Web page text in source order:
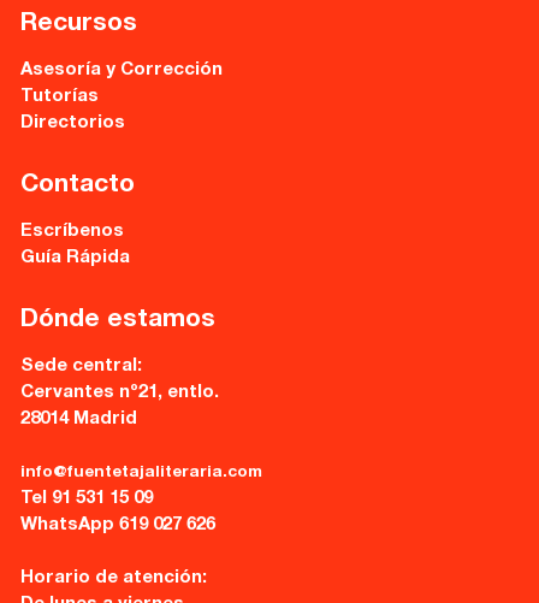
Sede central:
28014 Madrid
info@fuentetajaliteraria.com
WhatsApp 619 027 626
Horario de atención:
De lunes a viernes
Recursos
Asesoría y Corrección
Tutorías
Directorios
Contacto
Escríbenos
Guía Rápida
Dónde estamos
Sede central:
Cervantes nº21, entlo.
28014 Madrid
info@fuentetajaliteraria.com
Tel 91 531 15 09
WhatsApp 619 027 626
Horario de atención: